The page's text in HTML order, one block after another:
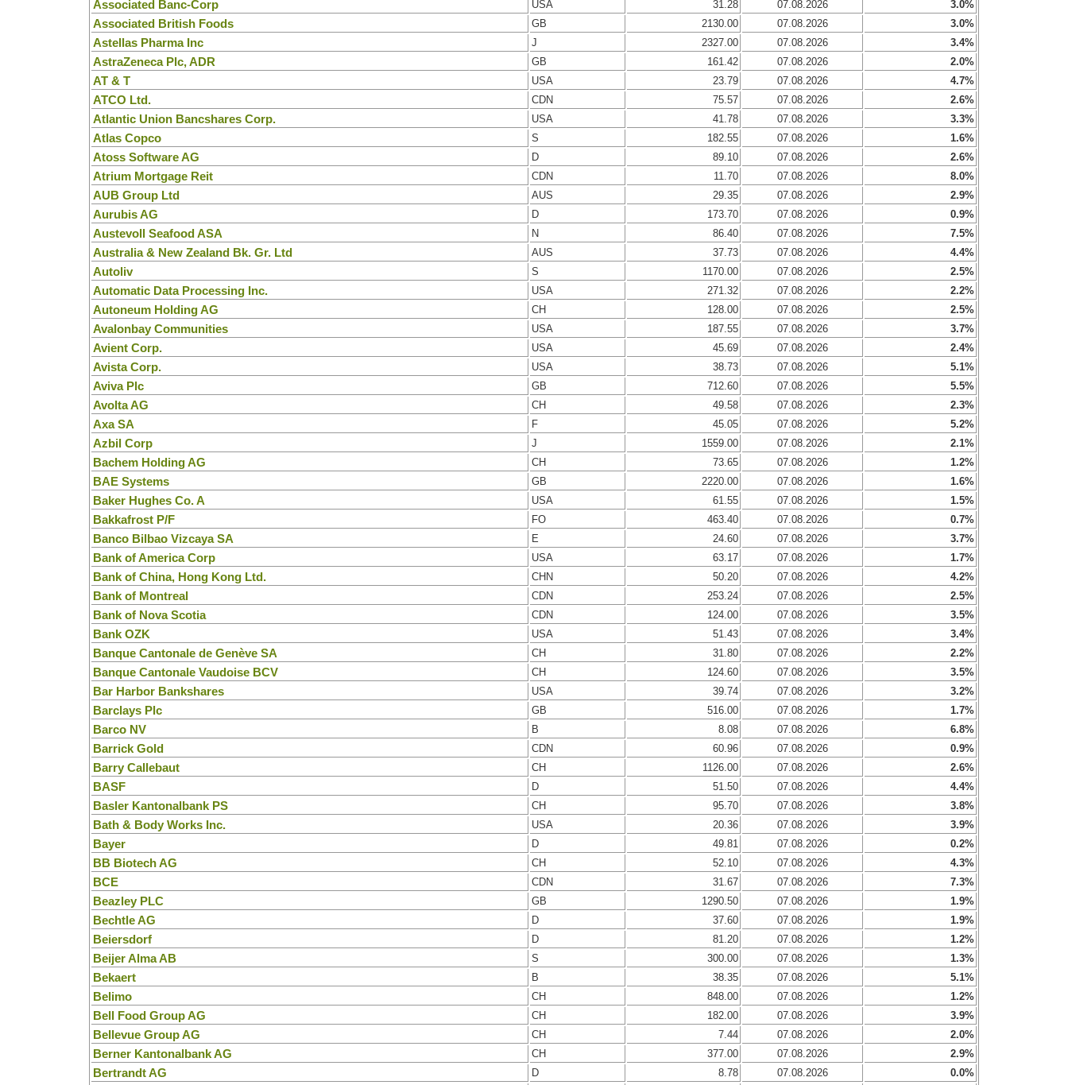
Associated Banc-Corp USA 31.28 07.08.2026 3.0%
Associated British Foods GB 2130.00 07.08.2026 3.0%
Astellas Pharma Inc J 2327.00 07.08.2026 3.4%
AstraZeneca Plc, ADR GB 161.42 07.08.2026 2.0%
AT & T USA 23.79 07.08.2026 4.7%
ATCO Ltd. CDN 75.57 07.08.2026 2.6%
Atlantic Union Bancshares Corp. USA 41.78 07.08.2026 3.3%
Atlas Copco S 182.55 07.08.2026 1.6%
Atoss Software AG D 89.10 07.08.2026 2.6%
Atrium Mortgage Reit CDN 11.70 07.08.2026 8.0%
AUB Group Ltd AUS 29.35 07.08.2026 2.9%
Aurubis AG D 173.70 07.08.2026 0.9%
Austevoll Seafood ASA N 86.40 07.08.2026 7.5%
Australia & New Zealand Bk. Gr. Ltd AUS 37.73 07.08.2026 4.4%
Autoliv S 1170.00 07.08.2026 2.5%
Automatic Data Processing Inc. USA 271.32 07.08.2026 2.2%
Autoneum Holding AG CH 128.00 07.08.2026 2.5%
Avalonbay Communities USA 187.55 07.08.2026 3.7%
Avient Corp. USA 45.69 07.08.2026 2.4%
Avista Corp. USA 38.73 07.08.2026 5.1%
Aviva Plc GB 712.60 07.08.2026 5.5%
Avolta AG CH 49.58 07.08.2026 2.3%
Axa SA F 45.05 07.08.2026 5.2%
Azbil Corp J 1559.00 07.08.2026 2.1%
Bachem Holding AG CH 73.65 07.08.2026 1.2%
BAE Systems GB 2220.00 07.08.2026 1.6%
Baker Hughes Co. A USA 61.55 07.08.2026 1.5%
Bakkafrost P/F FO 463.40 07.08.2026 0.7%
Banco Bilbao Vizcaya SA E 24.60 07.08.2026 3.7%
Bank of America Corp USA 63.17 07.08.2026 1.7%
Bank of China, Hong Kong Ltd. CHN 50.20 07.08.2026 4.2%
Bank of Montreal CDN 253.24 07.08.2026 2.5%
Bank of Nova Scotia CDN 124.00 07.08.2026 3.5%
Bank OZK USA 51.43 07.08.2026 3.4%
Banque Cantonale de Genève SA CH 31.80 07.08.2026 2.2%
Banque Cantonale Vaudoise BCV CH 124.60 07.08.2026 3.5%
Bar Harbor Bankshares USA 39.74 07.08.2026 3.2%
Barclays Plc GB 516.00 07.08.2026 1.7%
Barco NV B 8.08 07.08.2026 6.8%
Barrick Gold CDN 60.96 07.08.2026 0.9%
Barry Callebaut CH 1126.00 07.08.2026 2.6%
BASF D 51.50 07.08.2026 4.4%
Basler Kantonalbank PS CH 95.70 07.08.2026 3.8%
Bath & Body Works Inc. USA 20.36 07.08.2026 3.9%
Bayer D 49.81 07.08.2026 0.2%
BB Biotech AG CH 52.10 07.08.2026 4.3%
BCE CDN 31.67 07.08.2026 7.3%
Beazley PLC GB 1290.50 07.08.2026 1.9%
Bechtle AG D 37.60 07.08.2026 1.9%
Beiersdorf D 81.20 07.08.2026 1.2%
Beijer Alma AB S 300.00 07.08.2026 1.3%
Bekaert B 38.35 07.08.2026 5.1%
Belimo CH 848.00 07.08.2026 1.2%
Bell Food Group AG CH 182.00 07.08.2026 3.9%
Bellevue Group AG CH 7.44 07.08.2026 2.0%
Berner Kantonalbank AG CH 377.00 07.08.2026 2.9%
Bertrandt AG D 8.78 07.08.2026 0.0%